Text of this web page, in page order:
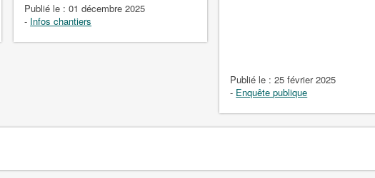
Publié le :01 décembre 2025
- Infos chantiers
Publié le :25 février 2025
- Enquête publique